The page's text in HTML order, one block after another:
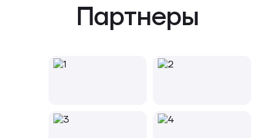
Партнеры